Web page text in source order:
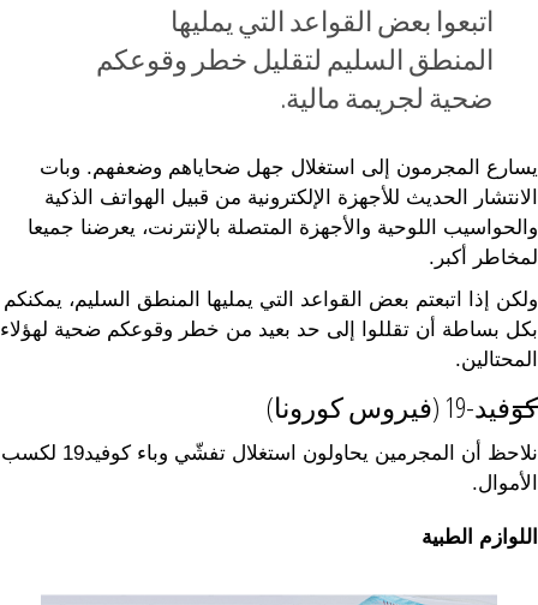
اتبعوا بعض القواعد التي يمليها
المنطق السليم لتقليل خطر وقوعكم
ضحية لجريمة مالية.
يسارع المجرمون إلى استغلال جهل ضحاياهم وضعفهم. وبات
الانتشار الحديث للأجهزة الإلكترونية من قبيل الهواتف الذكية
والحواسيب اللوحية والأجهزة المتصلة بالإنترنت، يعرضنا جميعا
لمخاطر أكبر.
ولكن إذا اتبعتم بعض القواعد التي يمليها المنطق السليم، يمكنكم
بكل بساطة أن تقللوا إلى حد بعيد من خطر وقوعكم ضحية لهؤلاء
المحتالين.
كوفيد-19 (فيروس كورونا)
نلاحظ أن المجرمين يحاولون استغلال تفشّي وباء كوفيد19 لكسب
الأموال.
اللوازم الطبية